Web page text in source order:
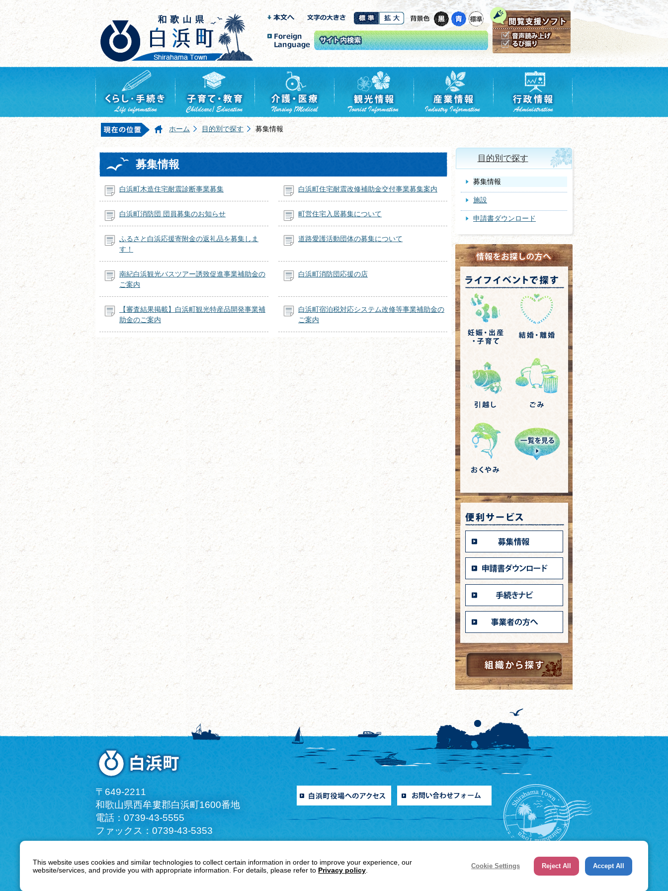
ホーム 目的別で探す 募集情報
募集情報
白浜町木造住宅耐震診断事業募集 白浜町住宅耐震改修補助金交付事業募集案内
白浜町消防団 団員募集のお知らせ 町営住宅入居募集について
ふるさと白浜応援寄附金の返礼品を募集しま
す！
道路愛護活動団体の募集について
南紀白浜観光バスツアー誘致促進事業補助金の
ご案内
白浜町消防団応援の店
【審査結果掲載】白浜町観光特産品開発事業補
助金のご案内
白浜町宿泊税対応システム改修等事業補助金の
ご案内
目的別で探す
募集情報
施設
申請書ダウンロード
〒649-2211
和歌山県西牟婁郡白浜町1600番地
電話：0739-43-5555
ファックス：0739-43-5353
プライバシーポリシー 著作権・リンク 免責事項 サイトマップ ウェブアクセシビリティについて
This website uses cookies and similar technologies to collect certain information in order to improve your experience, our
website/services, and provide you with appropriate information. For details, please refer to Privacy policy
Cookie Settings Reject All Accept All